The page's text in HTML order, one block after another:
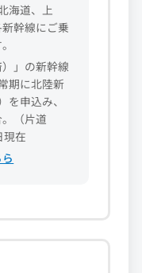
海道、上
幹線にご乗
」の新幹線
期に北陸新
申込み、
（片道
現在